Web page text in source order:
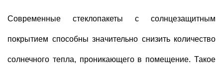
Современные стеклопакеты с солнцезащитным
покрытием способны значительно снизить количество
солнечного тепла, проникающего в помещение. Такое